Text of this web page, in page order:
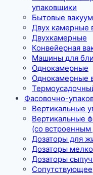
упаковщики
Бытовые
Двух камерные
Двухкамерные
Конвейерная
Машины для
Однокамерные
Однокамерные
Фасовочно-
Вертикальные
Вертикальные
(со встроенным
Дозаторы для
Дозаторы
Дозаторы
Сопутствующее